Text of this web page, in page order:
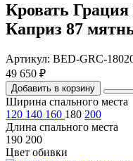
Кровать
Каприз 87
Артикул: BED-GRC-
49 650 ₽
Добавить в корзину
Ширина спального места
120 140 160 180 200
Длина спального места
190 200
Цвет обивки